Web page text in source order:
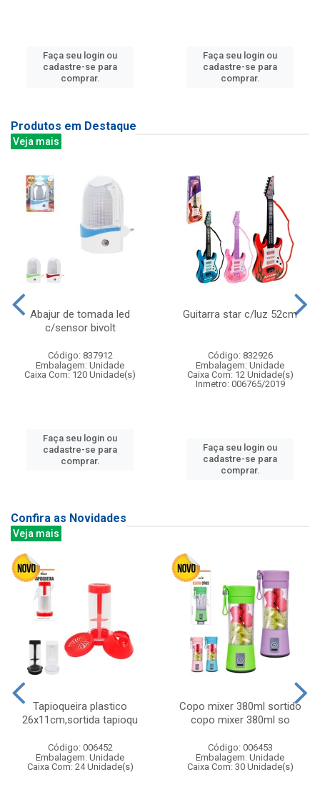
Faça seu login ou
cadastre-se para
comprar.
Faça seu login ou
cadastre-se para
comprar.
Produtos em Destaque
Veja mais
Abajur de tomada led
c/sensor bivolt
Código: 837912
Embalagem: Unidade
Caixa Com: 120 Unidade(s)
Faça seu login ou
cadastre-se para
comprar.
Guitarra star c/luz 52cm
Código: 832926
Embalagem: Unidade
Caixa Com: 12 Unidade(s)
Inmetro: 006765/2019
Faça seu login ou
cadastre-se para
comprar.
Confira as Novidades
Veja mais
Tapioqueira plastico
26x11cm,sortida tapioqu
Código: 006452
Embalagem: Unidade
Caixa Com: 24 Unidade(s)
Copo mixer 380ml sortido
copo mixer 380ml so
Código: 006453
Embalagem: Unidade
Caixa Com: 30 Unidade(s)